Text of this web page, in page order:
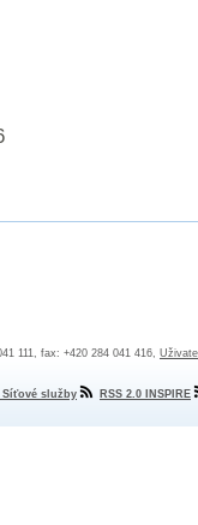
111, fax: +420 284 041 416,
Síťové služby RSS 2.0 INSPIRE